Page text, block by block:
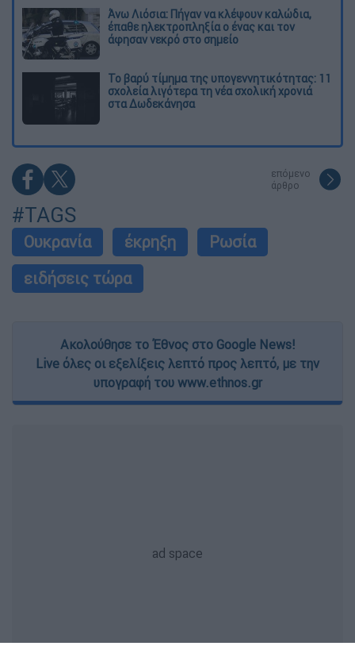
Άνω Λιόσια: Πήγαν να κλέψουν καλώδια,
έπαθε ηλεκτροπληξία ο ένας και τον
άφησαν νεκρό στο σημείο
Το βαρύ τίμημα της υπογεννητικότητας: 11
σχολεία λιγότερα τη νέα σχολική χρονιά
στα Δωδεκάνησα
επόμενο
άρθρο
#TAGS
Ουκρανία έκρηξη
Ρωσία
ειδήσεις τώρα
Ακολούθησε το Έθνος στο Google News!
Live όλες οι εξελίξεις λεπτό προς λεπτό, με την
υπογραφή του www.ethnos.gr